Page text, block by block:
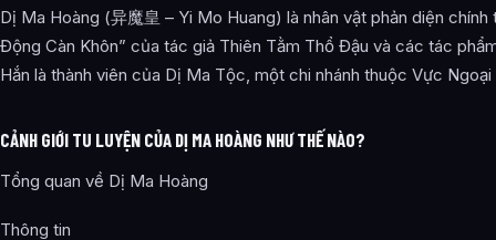
Dị Ma Hoàng (异魔皇 – Yi Mo Huang) là nhân vật phản diện chính
Động Càn Khôn” của tác giả Thiên Tằm Thổ Đậu và các tác
Hắn là thành viên của Dị Ma Tộc, một chi nhánh thuộc Vực
CẢNH GIỚI TU LUYỆN CỦA DỊ MA HOÀNG NHƯ THẾ NÀO?
Tổng quan về Dị Ma Hoàng
Thông tin